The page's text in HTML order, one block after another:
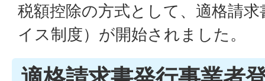
税額控除の方式として、適格請
イス制度）が開始されました。